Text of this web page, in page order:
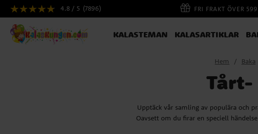
4.8 / 5 (7896) FRI FRAKT ÖVER 599
KALASTEMAN KALASARTIKLAR
Hem Baka
Tårt-
Upptäck vår samling av populära och
Oavsett om du firar en speciell